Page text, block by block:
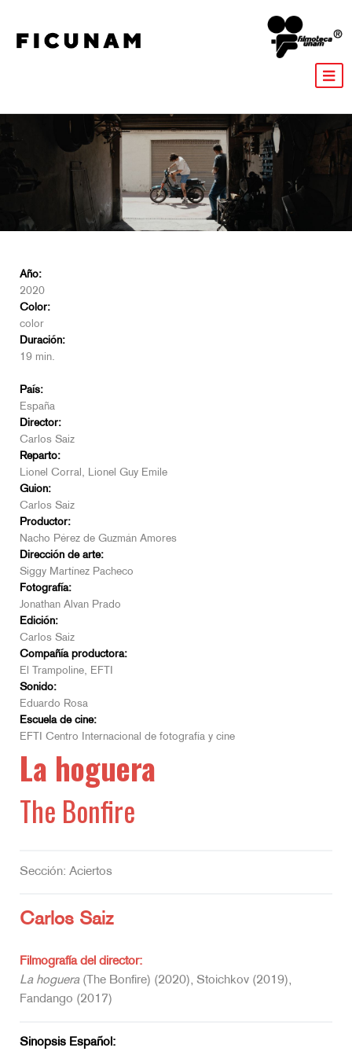
Año:
2020
Color:
color
Duración:
19 min.
País:
España
Director:
Carlos Saiz
Reparto:
Lionel Corral, Lionel Guy Emile
Guion:
Carlos Saiz
Productor:
Nacho Pérez de Guzmán Amores
Dirección de arte:
Siggy Martínez Pacheco
Fotografía:
Jonathan Alvan Prado
Edición:
Carlos Saiz
Compañía productora:
El Trampoline, EFTI
Sonido:
Eduardo Rosa
Escuela de cine:
EFTI Centro Internacional de fotografía y cine
La hoguera
The Bonfire
Sección: Aciertos
Carlos Saiz
Filmografía del director:
La hoguera (The Bonfire) (2020), Stoichkov (2019),
Fandango (2017)
Sinopsis Español: